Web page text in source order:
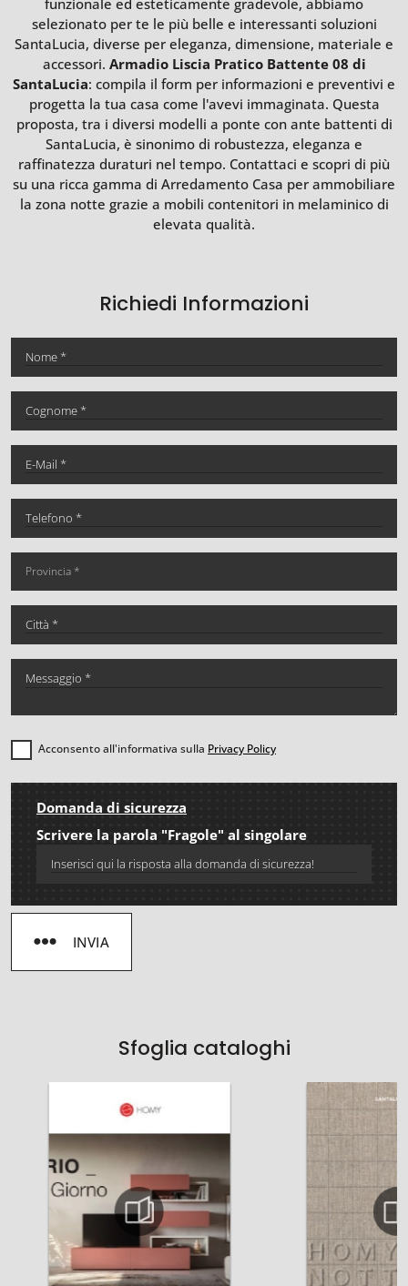
funzionale ed esteticamente gradevole, abbiamo
selezionato per te le più belle e interessanti soluzioni
SantaLucia, diverse per eleganza, dimensione, materiale e
accessori. Armadio Liscia Pratico Battente 08 di
SantaLucia: compila il form per informazioni e preventivi e
progetta la tua casa come l'avevi immaginata. Questa
proposta, tra i diversi modelli a ponte con ante battenti di
SantaLucia, è sinonimo di robustezza, eleganza e
raffinatezza duraturi nel tempo. Contattaci e scopri di più
su una ricca gamma di Arredamento Casa per ammobiliare
la zona notte grazie a mobili contenitori in melaminico di
elevata qualità.
Sfoglia cataloghi
Richiedi Informazioni
Acconsento all'informativa sulla Privacy Policy
Domanda di sicurezza
Scrivere la parola "Fragole" al singolare
INVIA